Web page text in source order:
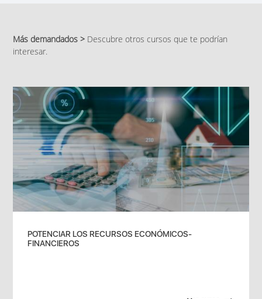
Más demandados > Descubre otros cursos que te podrían
interesar.
POTENCIAR LOS RECURSOS ECONÓMICOS-
FINANCIEROS